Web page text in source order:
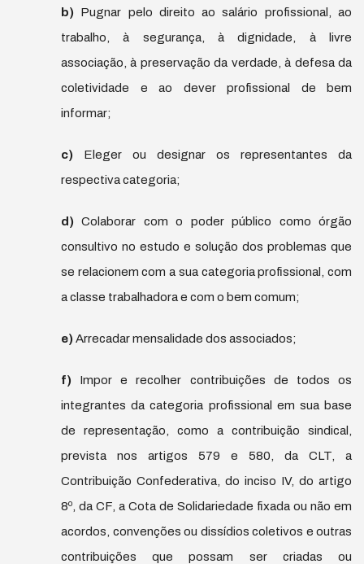
b) Pugnar pelo direito ao salário profissional, ao
trabalho, à segurança, à dignidade, à livre
associação, à preservação da verdade, à defesa da
coletividade e ao dever profissional de bem
informar;
c) Eleger ou designar os representantes da
respectiva categoria;
d)Colaborar com o poder público como órgão
consultivo no estudo e solução dos problemas que
se relacionem com a sua categoria profissional, com
a classe trabalhadora e com o bem comum;
e) Arrecadar mensalidade dos associados;
f) Impor e recolher contribuições de todos os
integrantes da categoria profissional em sua base
de representação, como a contribuição sindical,
prevista nos artigos 579 e 580, da CLT, a
Contribuição Confederativa, do inciso IV, do artigo
8º, da CF, a Cota de Solidariedade fixada ou não em
acordos, convenções ou dissídios coletivos e outras
contribuições que possam ser criadas ou